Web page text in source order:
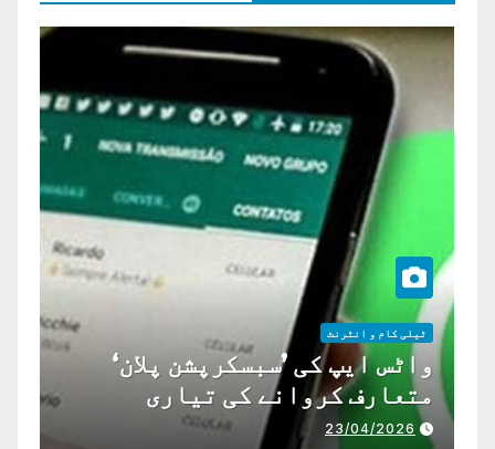
ٹیلی کام و انٹرنٹ
واٹس ایپ کی ’سبسکرپشن پلان‘
متعارف کروانے کی تیاری
23/04/2026